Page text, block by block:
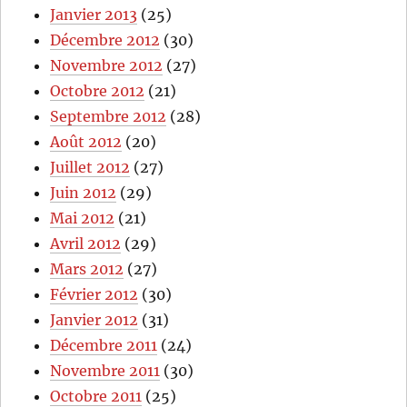
Janvier 2013 (25)
Décembre 2012 (30)
Novembre 2012 (27)
Octobre 2012 (21)
Septembre 2012 (28)
Août 2012 (20)
Juillet 2012 (27)
Juin 2012 (29)
Mai 2012 (21)
Avril 2012 (29)
Mars 2012 (27)
Février 2012 (30)
Janvier 2012 (31)
Décembre 2011 (24)
Novembre 2011 (30)
Octobre 2011 (25)